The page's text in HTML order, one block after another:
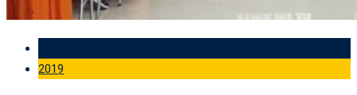
2019